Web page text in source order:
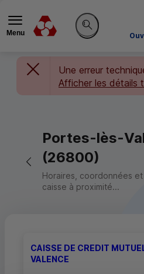
Menu
Rechercher sur
Une erreur
Afficher les détails
Retour vers la page précédente
Portes-lès-
(26800)
Horaires, coordonnées
caisse à proximité...
CAISSE DE CREDIT
VALENCE